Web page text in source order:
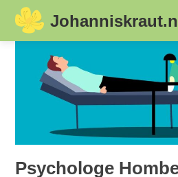
Skip
Psychologe